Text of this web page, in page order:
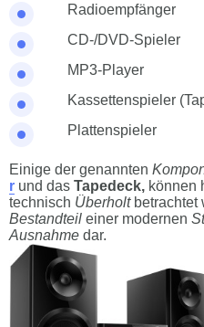
Radioempfänger
CD-/DVD-Spieler
MP3-Player
Kassettenspieler
Plattenspieler
Einige der genannten
r und das Tapedeck, können
technisch Überholtbetrachtet
Bestandteil einer modernen
Ausnahme dar.